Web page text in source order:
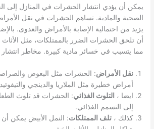
يمكن أن يؤدي انتشار الحشرات في المنازل إلى
الصحية والمادية. تساهم الحشرات في نقل
يزيد من احتمالية الإصابة بالأمراض والعدوى.
أن تلحق الحشرات الضرر بالممتلكات، مثل الأثاث
مما يتسبب في خسائر مادية كبيرة. مخاطر
نقل الأمراض: الحشرات مثل البعوض
أمراض خطيرة مثل الملاريا والدينجي
ايضا ، التلوث الغذائي: الحشرات قد تلوث
إلى التسمم الغذائي.
كذلك ،تلف الممتلكات: النمل الأبيض يمكن